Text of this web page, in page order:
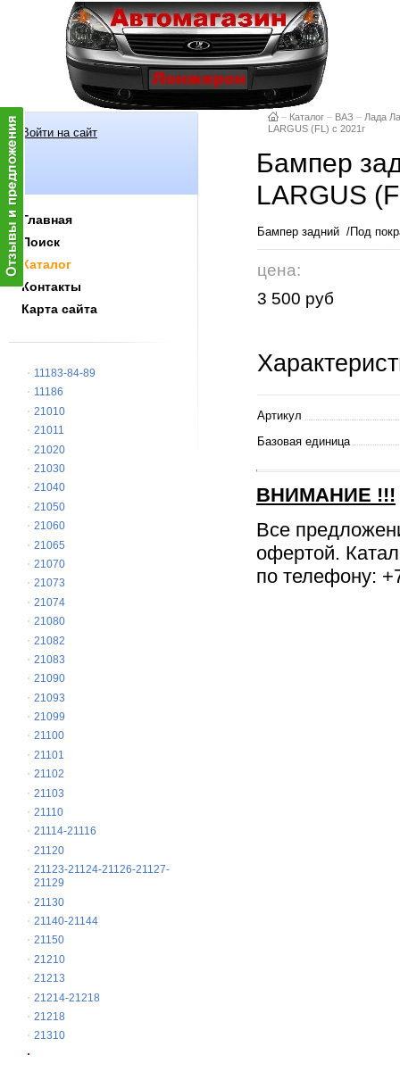
Войти на сайт
Главная
Поиск
Каталог
Контакты
Карта сайта
11183-84-89
11186
21010
21011
21020
21030
21040
21050
21060
21065
21070
21073
21074
21080
21082
21083
21090
21093
21099
21100
21101
21102
21103
21110
21114-21116
21120
21123-21124-21126-21127-
21129
21130
21140-21144
21150
21210
21213
21214-21218
21218
21310
– Каталог – ВАЗ – Лада
LARGUS (FL) с 2021г
Бампер
LARGUS
Бампер задний /Под
цена:
3 500 руб
Артикул
Базовая единица
ВНИМАНИЕ !!!
Все
офертой.
по телефону: